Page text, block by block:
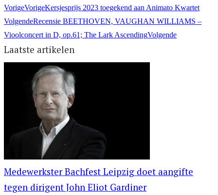
VorigeVorigeKersjesprijs 2023 toegekend aan Animato Kwartet
VolgendeRecensie BEETHOVEN, VAUGHAN WILLIAMS –
Vioolconcert in D, op.61; The Lark AscendingVolgende
Laatste artikelen
Medewerkster Bachfest Leipzig doet aangifte
tegen dirigent John Eliot Gardiner